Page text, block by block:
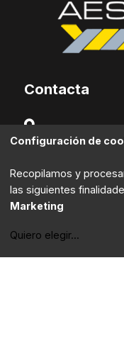
Contacta
B-215, 2ª Planta.
(+34) 956 631
Configuración de
Recopilamos y
las siguientes
Marketing
Quiero elegir...